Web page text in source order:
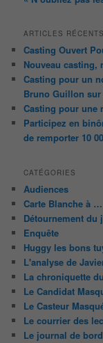
ARTICLES RÉCENTS
Casting Ouvert
Nouveau casting,
Casting pour un
Bruno Guillon sur
Casting pour une
Participez en
de remporter 10
CATÉGORIES
Audiences
Carte Blanche à …
Détournement du
Enquête
Huggy les bons
L'analyse de
La chroniquette
Le Candidat
Le Casteur
Le courrier des
Le journal de